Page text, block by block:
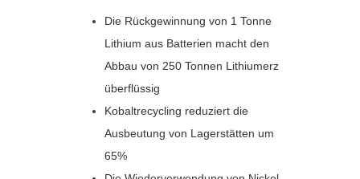
Die Rückgewinnung von 1 Tonne
Lithium aus Batterien macht den
Abbau von 250 Tonnen Lithiumerz
überflüssig
Kobaltrecycling reduziert die
Ausbeutung von Lagerstätten um
65%